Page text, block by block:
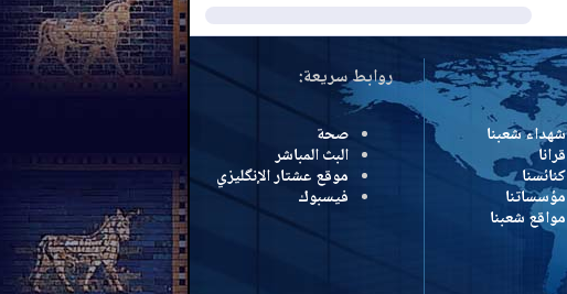
المزيد
شهداء شعبنا
قرانا
كنائسنا
مؤسساتنا
مواقع شعبنا
روابط سريعة:
صحة
البث المباشر
موقع عشتار الإنگليزي
فيسبوك